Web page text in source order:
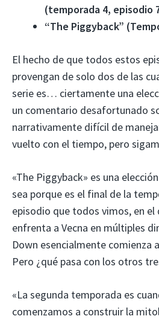
(temporada 4, episodio
“The Piggyback”
El hecho de que todos estos
provengan de solo dos de las
serie es… ciertamente una
un comentario desafortunado
narrativamente difícil de
vuelto con el tiempo, pero
«The Piggyback» es una
sea porque es el final de la
episodio que todos vimos, en el
enfrenta a Vecna ​​en múltiples
Down esencialmente comienza
Pero ¿qué pasa con los otros
«La segunda temporada es
comenzamos a construir la